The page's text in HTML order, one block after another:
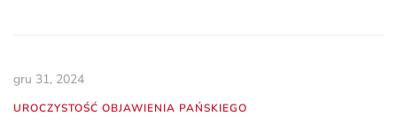
gru 31, 2024
UROCZYSTOŚĆ OBJAWIENIA PAŃSKIEGO